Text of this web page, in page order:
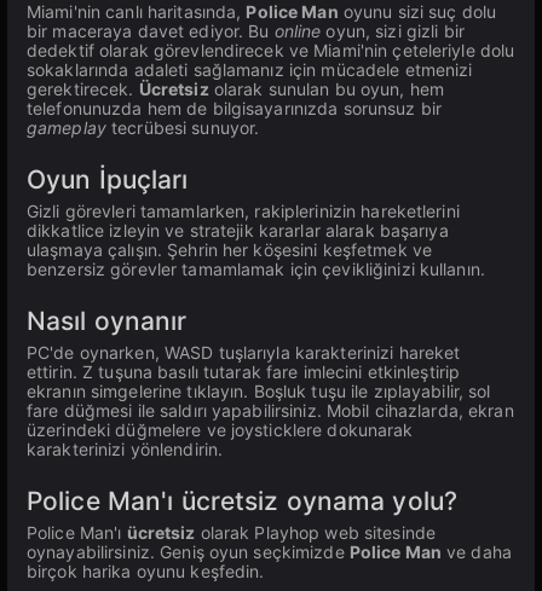
Miami'nin canlı haritasında, Police Man oyunu sizi suç dolu
bir maceraya davet ediyor. Bu online oyun, sizi gizli bir
dedektif olarak görevlendirecek ve Miami'nin çeteleriyle dolu
sokaklarında adaleti sağlamanız için mücadele etmenizi
gerektirecek. Ücretsiz olarak sunulan bu oyun, hem
telefonunuzda hem de bilgisayarınızda sorunsuz bir
gameplaytecrübesi sunuyor.
Oyun İpuçları
Gizli görevleri tamamlarken, rakiplerinizin hareketlerini
dikkatlice izleyin ve stratejik kararlar alarak başarıya
ulaşmaya çalışın. Şehrin her köşesini keşfetmek ve
benzersiz görevler tamamlamak için çevikliğinizi kullanın.
Nasıl oynanır
PC'de oynarken, WASD tuşlarıyla karakterinizi hareket
ettirin. Z tuşuna basılı tutarak fare imlecini etkinleştirip
ekranın simgelerine tıklayın. Boşluk tuşu ile zıplayabilir, sol
fare düğmesi ile saldırı yapabilirsiniz. Mobil cihazlarda, ekran
üzerindeki düğmelere ve joysticklere dokunarak
karakterinizi yönlendirin.
Police Man'ı ücretsiz oynama yolu?
Police Man'ı ücretsiz olarak Playhop web sitesinde
oynayabilirsiniz. Geniş oyun seçkimizde Police Man ve daha
birçok harika oyunu keşfedin.